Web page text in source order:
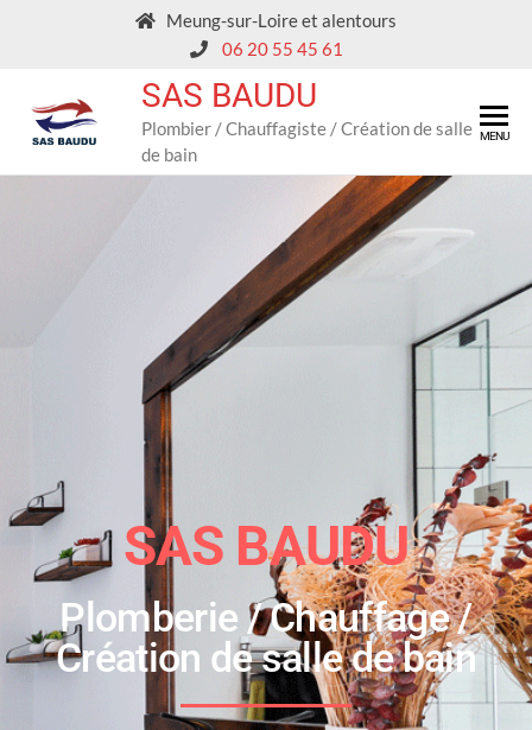
Meung-sur-Loire et alentours
06 20 55 45 61
SAS BAUDU
Plombier / Chauffagiste / Création de salle
de bain
MENU
SAS BAUDU
Plomberie / Chauffage /
Création de salle de bain